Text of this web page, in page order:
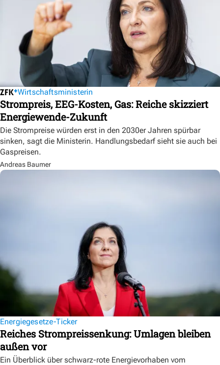
Wirtschaftsministerin
Strompreis, EEG-Kosten, Gas: Reiche skizziert
Energiewende-Zukunft
Die Strompreise würden erst in den 2030er Jahren spürbar
sinken, sagt die Ministerin. Handlungsbedarf sieht sie auch bei
Gaspreisen.
Andreas Baumer
Energiegesetze-Ticker
Reiches Strompreissenkung: Umlagen bleiben
außen vor
Ein Überblick über schwarz-rote Energievorhaben vom